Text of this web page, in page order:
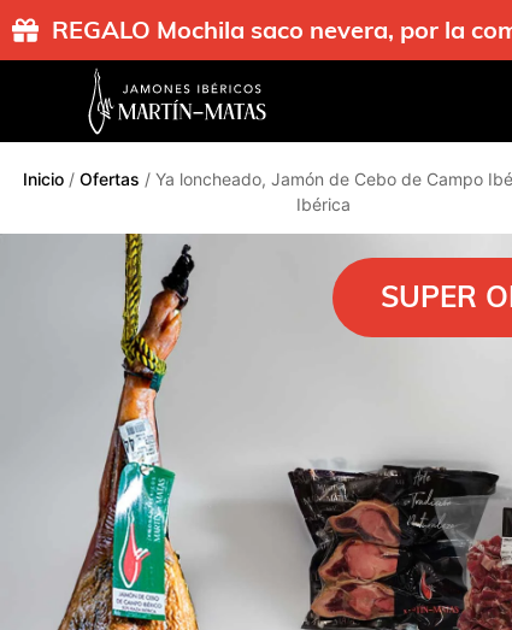
REGALO Mochila saco nevera, por la
Inicio/ Ofertas / Ya loncheado, Jamón de Cebo de Campo
Ibérica
SUPER